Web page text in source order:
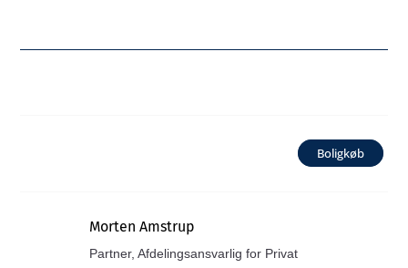
Boligkøb
Morten Amstrup
Partner, Afdelingsansvarlig for Privat